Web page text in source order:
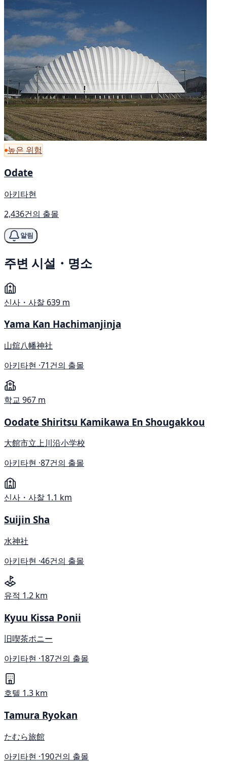
높은 위험
Odate
아키타현
2,436건의 출몰
알림
주변 시설・명소
신사・사찰 639 m
Yama Kan Hachimanjinja
山舘八幡神社
아키타현 ·71건의 출몰
학교 967 m
Oodate Shiritsu Kamikawa En Shougakkou
大館市立上川沿小学校
아키타현 ·87건의 출몰
신사・사찰 1.1 km
Suijin Sha
水神社
아키타현 ·46건의 출몰
유적 1.2 km
Kyuu Kissa Ponii
旧喫茶ポニー
아키타현 ·187건의 출몰
호텔 1.3 km
Tamura Ryokan
たむら旅館
아키타현 ·190건의 출몰